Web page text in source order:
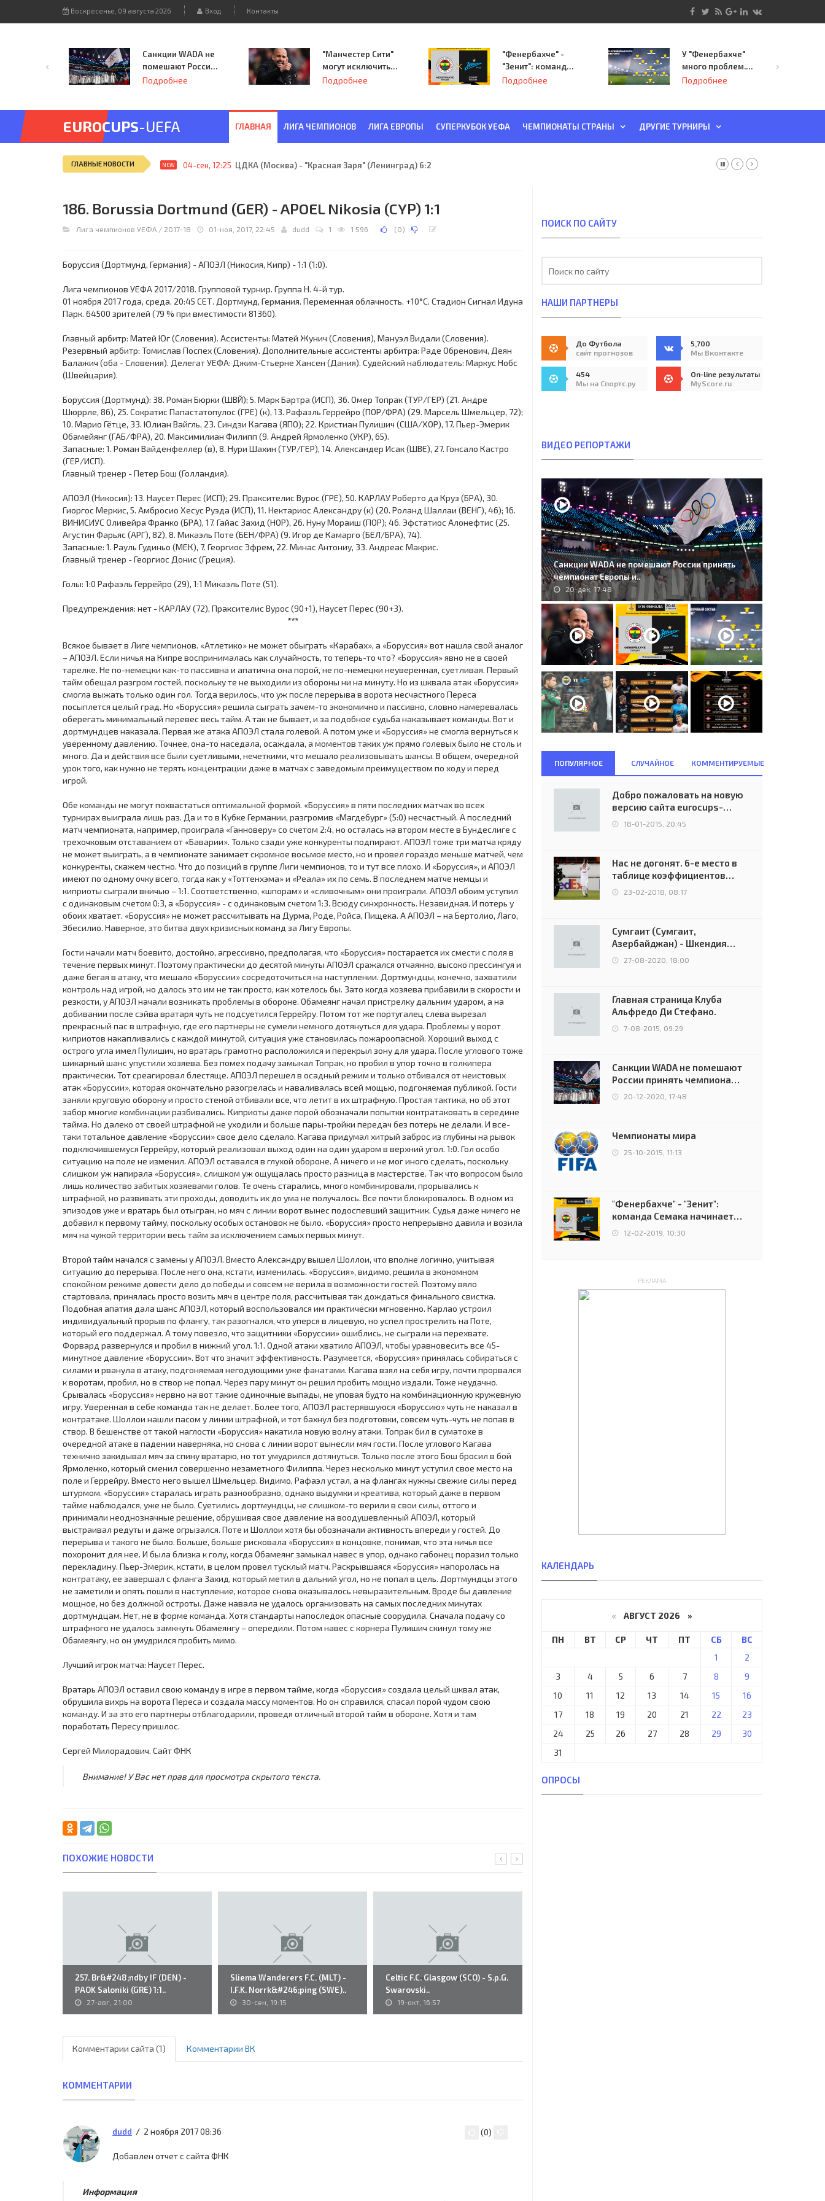
Воскресенье, 09 августа 2026 Вход Контакты
Санкции WADA не
помешают России
принять
Подробнее
"Манчестер Сити"
могут исключить
из Лиги
Подробнее
"Фенербахче" -
"Зенит": команда
Семака начинает
Подробнее
У "Фенербахче"
много проблем.
Но он опасен для
Подробнее
EUROCUPS-UEFA ГЛАВНАЯ ЛИГА ЧЕМПИОНОВ ЛИГА ЕВРОПЫ СУПЕРКУБОК УЕФА ЧЕМПИОНАТЫ СТРАНЫ ДРУГИЕ ТУРНИРЫ
ГЛАВНЫЕ НОВОСТИ NEW 04-сен, 12:25 ЦДКА (Москва) - "Красная Заря" (Ленинград) 6:2
186. Borussia Dortmund (GER) - APOEL Nikosia (CYP) 1:1
Лига чемпионов УЕФА / 2017-18 01-ноя, 2017, 22:45 dudd 1 1 596 (0)
Боруссия (Дортмунд, Германия) - АПОЭЛ (Никосия, Кипр) - 1:1 (1:0).
Лига чемпионов УЕФА 2017/2018. Групповой турнир. Группа H. 4-й тур.
01 ноября 2017 года, среда. 20:45 СЕТ. Дортмунд, Германия. Переменная облачность. +10°C. Стадион Сигнал Идуна
Парк. 64500 зрителей (79 % при вместимости 81360).
Главный арбитр: Матей Юг (Словения). Ассистенты: Матей Жунич (Словения), Мануэл Видали (Словения).
Резервный арбитр: Томислав Поспех (Словения). Дополнительные ассистенты арбитра: Раде Обренович, Деян
Балажич (оба - Словения). Делегат УЕФА: Джим-Стьерне Хансен (Дания). Судейский наблюдатель: Маркус Нобс
(Швейцария).
Боруссия (Дортмунд): 38. Роман Бюрки (ШВЙ); 5. Марк Бартра (ИСП), 36. Омер Топрак (ТУР/ГЕР) (21. Андре
Шюррле, 86), 25. Сократис Папастатопулос (ГРЕ) (к), 13. Рафаэль Геррейро (ПОР/ФРА) (29. Марсель Шмельцер, 72);
10. Марио Гётце, 33. Юлиан Вайгль, 23. Синдзи Кагава (ЯПО); 22. Кристиан Пулишич (США/ХОР), 17. Пьер-Эмерик
Обамейянг (ГАБ/ФРА), 20. Максимилиан Филипп (9. Андрей Ярмоленко (УКР), 65).
Запасные: 1. Роман Вайденфеллер (в), 8. Нури Шахин (ТУР/ГЕР), 14. Александер Исак (ШВЕ), 27. Гонсало Кастро
(ГЕР/ИСП).
Главный тренер - Петер Бош (Голландия).
АПОЭЛ (Никосия): 13. Наусет Перес (ИСП); 29. Праксителис Вурос (ГРЕ), 50. КАРЛАУ Роберто да Круз (БРА), 30.
Гиоргос Меркис, 5. Амбросио Хесус Руэда (ИСП), 11. Нектариос Александру (к) (20. Роланд Шаллаи (ВЕНГ), 46); 16.
ВИНИСИУС Оливейра Франко (БРА), 17. Гайас Захид (НОР), 26. Нуну Мораиш (ПОР); 46. Эфстатиос Алонефтис (25.
Агустин Фарьяс (АРГ), 82), 8. Микаэль Поте (БЕН/ФРА) (9. Игор де Камарго (БЕЛ/БРА), 74).
Запасные: 1. Рауль Гудиньо (МЕК), 7. Георгиос Эфрем, 22. Минас Антониу, 33. Андреас Макрис.
Главный тренер - Георгиос Донис (Греция).
Голы: 1:0 Рафаэль Геррейро (29), 1:1 Микаэль Поте (51).
Предупреждения: нет - КАРЛАУ (72), Праксителис Вурос (90+1), Наусет Перес (90+3).
***
Всякое бывает в Лиге чемпионов. «Атлетико» не может обыграть «Карабах», а «Боруссия» вот нашла свой аналог
– АПОЭЛ. Если ничья на Кипре воспринималась как случайность, то теперь-то что? «Боруссия» явно не в своей
тарелке. Не по-немецки как-то пассивна и апатична она порой, не по-немецки неуверенная, суетливая. Первый
тайм обещал разгром гостей, поскольку те не выходили из обороны ни на минуту. Но из шквала атак «Боруссия»
смогла выжать только один гол. Тогда верилось, что уж после перерыва в ворота несчастного Переса
посыплется целый град. Но «Боруссия» решила сыграть зачем-то экономично и пассивно, словно намеревалась
оберегать минимальный перевес весь тайм. А так не бывает, и за подобное судьба наказывает команды. Вот и
дортмундцев наказала. Первая же атака АПОЭЛ стала голевой. А потом уже и «Боруссия» не смогла вернуться к
уверенному давлению. Точнее, она-то наседала, осаждала, а моментов таких уж прямо голевых было не столь и
много. Да и действия все были суетливыми, нечеткими, что мешало реализовывать шансы. В общем, очередной
урок того, как нужно не терять концентрации даже в матчах с заведомым преимуществом по ходу и перед
игрой.
Обе команды не могут похвастаться оптимальной формой. «Боруссия» в пяти последних матчах во всех
турнирах выиграла лишь раз. Да и то в Кубке Германии, разгромив «Магдебург» (5:0) несчастный. А последний
матч чемпионата, например, проиграла «Ганноверу» со счетом 2:4, но осталась на втором месте в Бундеслиге с
трехочковым отставанием от «Баварии». Только сзади уже конкуренты подпирают. АПОЭЛ тоже три матча кряду
не может выиграть, а в чемпионате занимает скромное восьмое место, но и провел гораздо меньше матчей, чем
конкуренты, скажем честно. Что до позиций в группе Лиги чемпионов, то и тут все плохо. И «Боруссия», и АПОЭЛ
имеют по одному очку всего, тогда как у «Тоттенхэма» и «Реала» их по семь. В последнем матче немцы и
киприоты сыграли вничью – 1:1. Соответственно, «шпорам» и «сливочным» они проиграли. АПОЭЛ обоим уступил
с одинаковым счетом 0:3, а «Боруссия» - с одинаковым счетом 1:3. Всюду синхронность. Незавидная. И потерь у
обоих хватает. «Боруссия» не может рассчитывать на Дурма, Роде, Ройса, Пищека. А АПОЭЛ – на Бертолио, Лаго,
Эбесилио. Наверное, это битва двух кризисных команд за Лигу Европы.
Гости начали матч боевито, достойно, агрессивно, предполагая, что «Боруссия» постарается их смести с поля в
течение первых минут. Поэтому практически до десятой минуты АПОЭЛ сражался отчаянно, высоко прессингуя и
даже бегая в атаку, что мешало «Боруссии» сосредоточиться на наступлении. Дортмундцы, конечно, захватили
контроль над игрой, но далось это им не так просто, как хотелось бы. Зато когда хозяева прибавили в скорости и
резкости, у АПОЭЛ начали возникать проблемы в обороне. Обамеянг начал пристрелку дальним ударом, а на
добивании после сэйва вратаря чуть не подсуетился Геррейру. Потом тот же португалец слева вырезал
прекрасный пас в штрафную, где его партнеры не сумели немного дотянуться для удара. Проблемы у ворот
киприотов накапливались с каждой минутой, ситуация уже становилась пожароопасной. Хороший выход с
острого угла имел Пулишич, но вратарь грамотно расположился и перекрыл зону для удара. После углового тоже
шикарный шанс упустили хозяева. Без помех подачу замыкал Топрак, но пробил в упор точно в голкипера
практически. Тот среагировал блестяще. АПОЭЛ перешел в осадный режим и только отбивался от неистовых
атак «Боруссии», которая окончательно разогрелась и наваливалась всей мощью, подгоняемая публикой. Гости
заняли круговую оборону и просто стеной отбивали все, что летит в их штрафную. Простая тактика, но об этот
забор многие комбинации разбивались. Киприоты даже порой обозначали попытки контратаковать в середине
тайма. Но далеко от своей штрафной не уходили и больше пары-тройки передач без потерь не делали. И все-
таки тотальное давление «Боруссии» свое дело сделало. Кагава придумал хитрый заброс из глубины на рывок
подключившемуся Геррейру, который реализовал выход один на один ударом в верхний угол. 1:0. Гол особо
ситуацию на поле не изменил. АПОЭЛ оставался в глухой обороне. А ничего и не мог иного сделать, поскольку
слишком уж напирала «Боруссия», слишком уж ощущалась просто разница в мастерстве. Так что вопросом было
лишь количество забитых хозяевами голов. Те очень старались, много комбинировали, прорывались к
штрафной, но развивать эти проходы, доводить их до ума не получалось. Все почти блокировалось. В одном из
эпизодов уже и вратарь был отыгран, но мяч с линии ворот вынес подоспевший защитник. Судья даже ничего не
добавил к первому тайму, поскольку особых остановок не было. «Боруссия» просто непрерывно давила и возила
мяч на чужой территории весь тайм за исключением самых первых минут.
Второй тайм начался с замены у АПОЭЛ. Вместо Александру вышел Шоллои, что вполне логично, учитывая
ситуацию до перерыва. После него она, кстати, изменилась. «Боруссия», видимо, решила в экономном
спокойном режиме довести дело до победы и совсем не верила в возможности гостей. Поэтому вяло
стартовала, принялась просто возить мяч в центре поля, рассчитывая так дождаться финального свистка.
Подобная апатия дала шанс АПОЭЛ, который воспользовался им практически мгновенно. Карлао устроил
индивидуальный прорыв по флангу, так разогнался, что уперся в лицевую, но успел прострелить на Поте,
который его поддержал. А тому повезло, что защитники «Боруссии» ошиблись, не сыграли на перехвате.
Форвард развернулся и пробил в нижний угол. 1:1. Одной атаки хватило АПОЭЛ, чтобы уравновесить все 45-
минутное давление «Боруссии». Вот что значит эффективность. Разумеется, «Боруссия» принялась собираться с
силами и рванула в атаку, подгоняемая негодующими уже фанатами. Кагава взял на себя игру, почти прорвался
к воротам, пробил, но в створ не попал. Через пару минут он решил пробить мощно издали. Тоже неудачно.
Срывалась «Боруссия» нервно на вот такие одиночные выпады, не уповая будто на комбинационную кружевную
игру. Уверенная в себе команда так не делает. Более того, АПОЭЛ растерявшуюся «Боруссию» чуть не наказал в
контратаке. Шоллои нашли пасом у линии штрафной, и тот бахнул без подготовки, совсем чуть-чуть не попав в
створ. В бешенстве от такой наглости «Боруссия» накатила новую волну атаки. Топрак бил в суматохе в
очередной атаке в падении наверняка, но снова с линии ворот вынесли мяч гости. После углового Кагава
технично закидывал мяч за спину вратарю, но тот умудрился дотянуться. Только после этого Бош бросил в бой
Ярмоленко, который сменил совершенно незаметного Филиппа. Через несколько минут уступил свое место на
поле и Геррейру. Вместо него вышел Шмельцер. Видимо, Рафаэл устал, а на флангах нужны свежие силы перед
штурмом. «Боруссия» старалась играть разнообразно, однако выдумки и креатива, который даже в первом
тайме наблюдался, уже не было. Суетились дортмундцы, не слишком-то верили в свои силы, оттого и
принимали неоднозначные решение, обрушивая свое давление на воодушевленный АПОЭЛ, который
выстраивал редуты и даже огрызался. Поте и Шоллои хотя бы обозначали активность впереди у гостей. До
перерыва и такого не было. Больше, больше рисковала «Боруссия» в концовке, понимая, что эта ничья все
похоронит для нее. И была близка к голу, когда Обамеянг замыкал навес в упор, однако габонец поразил только
перекладину. Пьер-Эмерик, кстати, в целом провел тусклый матч. Раскрывшаяся «Боруссия» напоролась на
контратаку, ее завершал с фланга Захид, который метил в дальний угол, но не попал в цель. Дортмундцы этого
не заметили и опять пошли в наступление, которое снова оказывалось невыразительным. Вроде бы давление
мощное, но без должной остроты. Даже навала не удалось организовать на самых последних минутах
дортмундцам. Нет, не в форме команда. Хотя стандарты напоследок опасные соорудила. Сначала подачу со
штрафного не удалось замкнуть Обамеянгу – опередили. Потом навес с корнера Пулишич скинул тому же
Обамеянгу, но он умудрился пробить мимо.
Лучший игрок матча: Наусет Перес.
Вратарь АПОЭЛ оставил свою команду в игре в первом тайме, когда «Боруссия» создала целый шквал атак,
обрушила вихрь на ворота Переса и создала массу моментов. Но он справился, спасал порой чудом свою
команду. И за это его партнеры отблагодарили, проведя отличный второй тайм в обороне. Хотя и там
поработать Пересу пришлос.
Сергей Милорадович. Сайт ФНК
Внимание! У Вас нет прав для просмотра скрытого текста.
ПОХОЖИЕ НОВОСТИ
257. Br&#248;ndby IF (DEN) -
PAOK Saloniki (GRE) 1:1..
27-авг, 21:00
Sliema Wanderers F.C. (MLT) -
I.F.K. Norrk&#246;ping (SWE)..
30-сен, 19:15
Celtic F.C. Glasgow (SCO) - S.p.G.
Swarovski..
19-окт, 16:57
Комментарии сайта (1) Комментарии ВК
КОММЕНТАРИИ
dudd 2 ноября 2017 08:36 (0)
Добавлен отчет с сайта ФНК
Информация
ПОИСК ПО САЙТУ
НАШИ ПАРТНЕРЫ
До Футбола
сайт прогнозов
5,700
Мы Вконтакте
454
Мы на Спортс.ру
On-line результаты
MyScore.ru
ВИДЕО РЕПОРТАЖИ
Санкции WADA не помешают России принять
чемпионат Европы и..
20-дек, 17:48
ПОПУЛЯРНОЕ СЛУЧАЙНОЕ КОММЕНТИРУЕМЫЕ
Добро пожаловать на новую
версию сайта eurocups-
uefa.ru
18-01-2015, 20:45
Нас не догонят. 6-е место в
таблице коэффициентов
УЕФА остаётся за Россией
23-02-2018, 08:17
Сумгаит (Сумгаит,
Азербайджан) - Шкендия
(Тетово, Северная
Македония) - 0:2 (0:0)
27-08-2020, 18:00
Главная страница Клуба
Альфредо Ди Стефано.
7-08-2015, 09:29
Санкции WADA не помешают
России принять чемпионат
Европы и финал Лиги
чемпионов.
20-12-2020, 17:48
Чемпионаты мира
25-10-2015, 11:13
"Фенербахче" - "Зенит":
команда Семака начинает
путь в плей-офф Лиги
12-02-2019, 10:30
РЕКЛАМА
КАЛЕНДАРЬ
« АВГУСТ 2026 »
ПН ВТ СР ЧТ ПТ СБ
ВС
1
2
3
4 5 6 7 8
9
10
11 12 13 14 15
16
17
18 19 20 21 22
23
24
25 26 27 28 29
30
31
ОПРОСЫ